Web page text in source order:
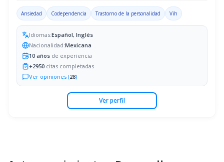
Ansiedad Codependencia Trastorno de la personalidad Vih
Idiomas:Español, Inglés
Nacionalidad:Mexicana
10 años de experiencia
+2950 citas completadas
Ver opiniones (28)
Ver perfil